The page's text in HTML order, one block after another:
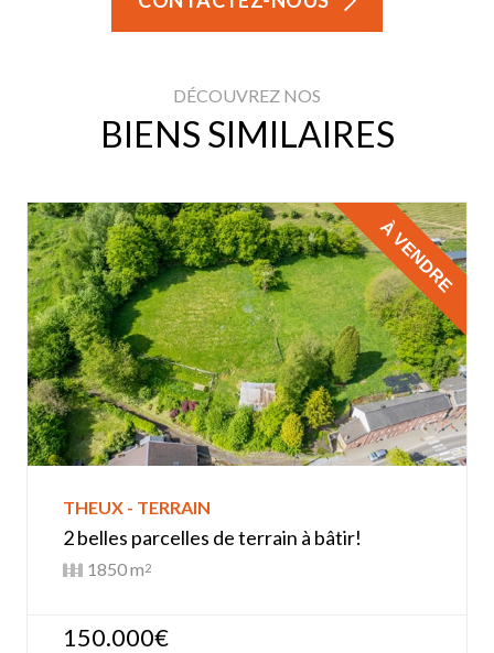
DÉCOUVREZ NOS
BIENS SIMILAIRES
THEUX - TERRAIN
2 belles parcelles de terrain à bâtir!
1850 m2
150.000€
À VENDRE